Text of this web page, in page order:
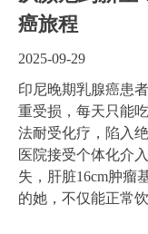
癌旅程
2025-09-29
印尼晚期乳腺癌患
重受损，每天只能
法耐受化疗，陷入
医院接受个体化介
失，肝脏16cm肿瘤
的她，不仅能正常